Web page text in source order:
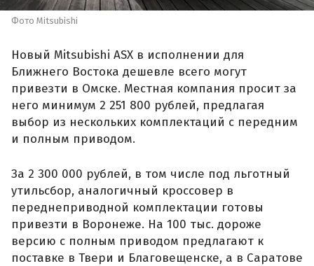
Фото Mitsubishi
Новый Mitsubishi ASX в исполнении для
Ближнего Востока дешевле всего могут
привезти в Омске. Местная компания просит за
него минимум 2 251 800 рублей, предлагая
выбор из нескольких комплектаций с передним
и полным приводом.
За 2 300 000 рублей, в том числе под льготный
утильсбор, аналогичный кроссовер в
переднеприводной комплектации готовы
привезти в Воронеже. На 100 тыс. дороже
версию с полным приводом предлагают к
поставке в Твери и Благовещенске, а в Саратове